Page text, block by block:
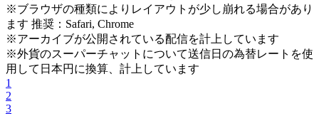
※ブラウザの種類によりレイアウトが少し崩れる場合があり
ます 推奨：Safari, Chrome
※アーカイブが公開されている配信を計上しています
※外貨のスーパーチャットについて送信日の為替レートを使
用して日本円に換算、計上しています
1
2
3